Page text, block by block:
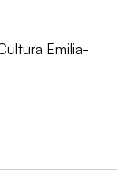
Emilia-